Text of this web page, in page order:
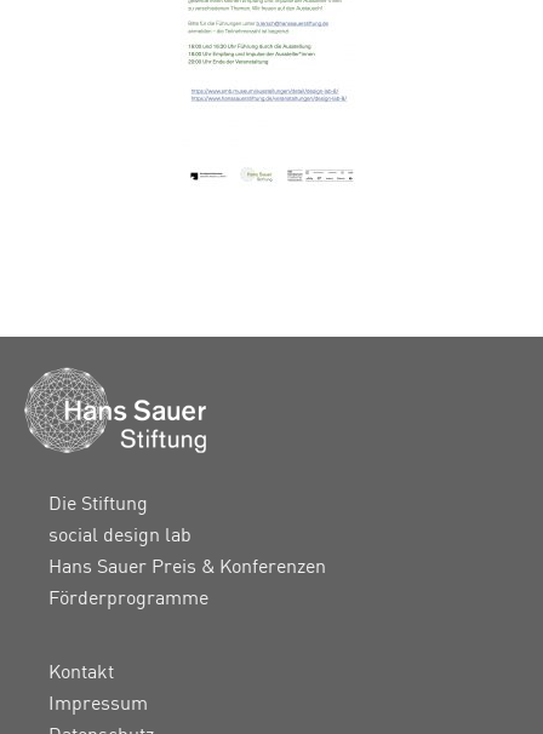
Die Stiftung
social design lab
Hans Sauer Preis & Konferenzen
Förderprogramme
Kontakt
Impressum